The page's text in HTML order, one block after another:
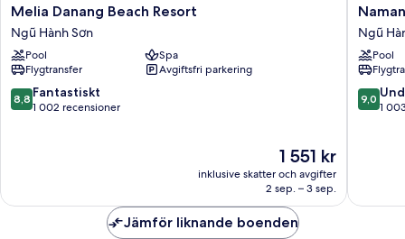
menu
Melia
Danang
Beach
Resort
Ngũ
Hành
Sơn
Melia Danang Beach Resort
Ngũ Hành Sơn
Pool
Spa
Flygtransfer
Avgiftsfri parkering
8.8
av
8,8 Fantastiskt
1 002 recensioner
Priset
är
1 551 kr
1 551 kr
inklusive skatter och avgifter
2 sep. – 3 sep.
Naman
Retreat
Ngũ
Hành
Sơn
Ngũ
Pool
9.0
av
9,0
1
Jämför liknande boenden